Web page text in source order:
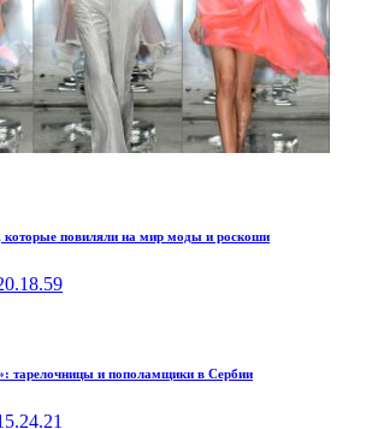
которые повиляли на мир моды и роскоши
тарелочницы и пополамщики в Сербии